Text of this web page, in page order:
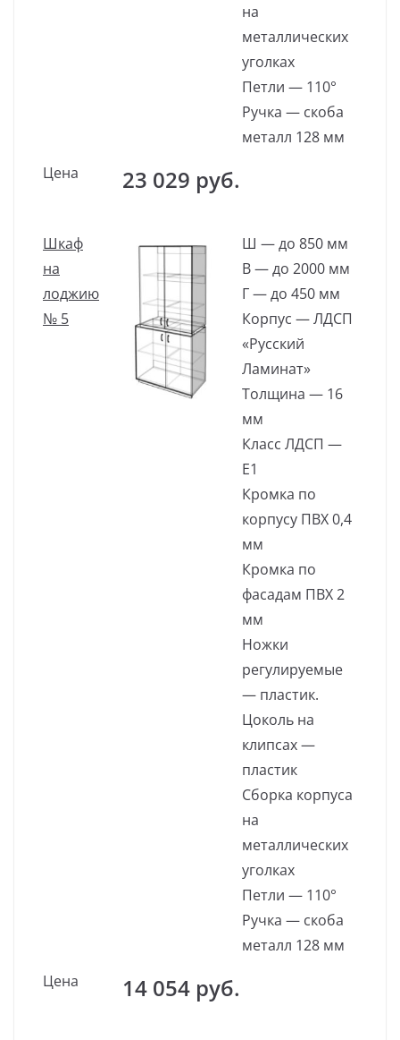
на
металлических
уголках
Петли — 110°
Ручка — скоба
металл 128 мм
Цена
23 029 руб.
Шкаф
на
лоджию
№ 5
Ш — до 850 мм
В — до 2000 мм
Г — до 450 мм
Корпус — ЛДСП
«Русский
Ламинат»
Толщина — 16
мм
Класс ЛДСП —
Е1
Кромка по
корпусу ПВХ 0,4
мм
Кромка по
фасадам ПВХ 2
мм
Ножки
регулируемые
— пластик.
Цоколь на
клипсах —
пластик
Сборка корпуса
на
металлических
уголках
Петли — 110°
Ручка — скоба
металл 128 мм
Цена
14 054 руб.